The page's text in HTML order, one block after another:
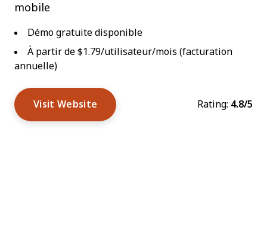
mobile
Démo gratuite disponible
À partir de $1.79/utilisateur/mois (facturation
annuelle)
Visit Website Rating: 4.8/5